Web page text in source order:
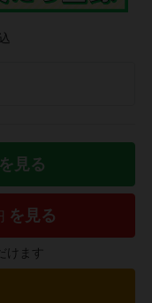
を見る
を見る
けます